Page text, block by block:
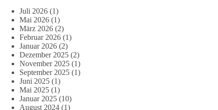
Juli 2026 (1)
Mai 2026 (1)
März 2026 (2)
Februar 2026 (1)
Januar 2026 (2)
Dezember 2025 (2)
November 2025 (1)
September 2025 (1)
Juni 2025 (1)
Mai 2025 (1)
Januar 2025 (10)
August 2024 (1)